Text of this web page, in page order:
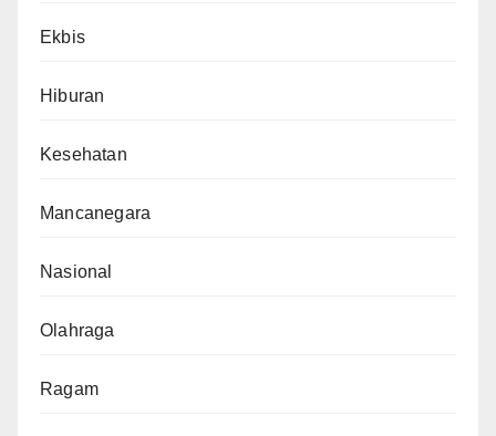
Ekbis
Hiburan
Kesehatan
Mancanegara
Nasional
Olahraga
Ragam